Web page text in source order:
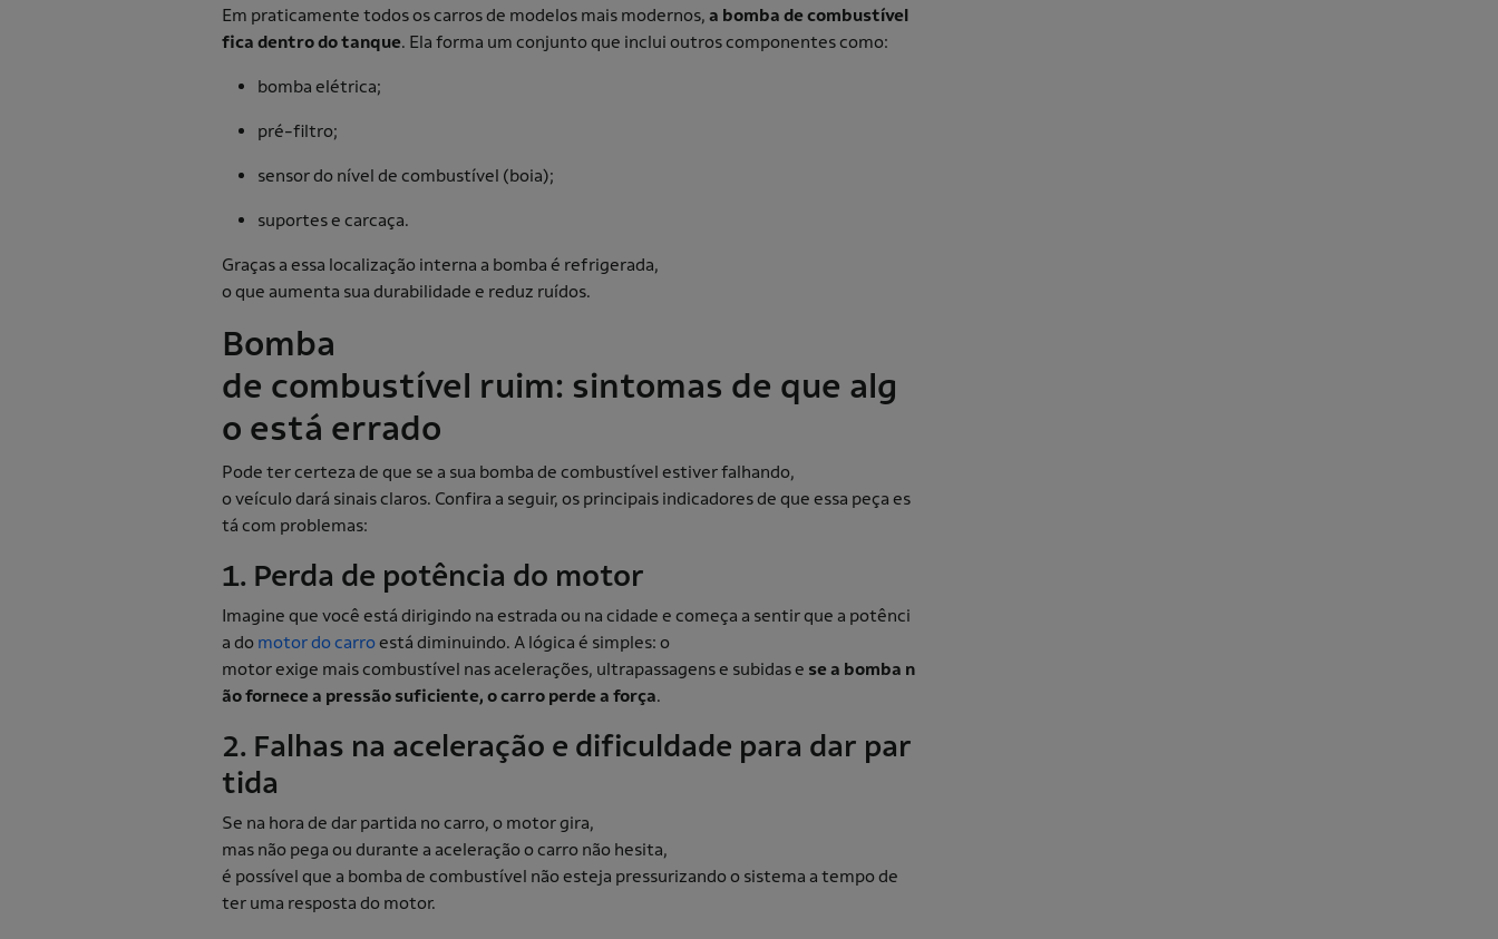
Em praticamente todos os carros de modelos mais modernos, a bomba de combustível
fica dentro do tanque. Ela forma um conjunto que inclui outros componentes como:
bomba elétrica;
pré-filtro;
sensor do nível de combustível (boia);
suportes e carcaça.
Graças a essa localização interna a bomba é refrigerada,
o que aumenta sua durabilidade e reduz ruídos.
Bomba
de combustível ruim: sintomas de que alg
o está errado
Pode ter certeza de que se a sua bomba de combustível estiver falhando,
o veículo dará sinais claros. Confira a seguir, os principais indicadores de que essa peça es
tá com problemas:
1. Perda de potência do motor
Imagine que você está dirigindo na estrada ou na cidade e começa a sentir que a potênci
a do motor do carroestá diminuindo. A lógica é simples: o
motor exige mais combustível nas acelerações, ultrapassagens e subidas e se a bomba n
ão fornece a pressão suficiente, o carro perde a força.
2. Falhas na aceleração e dificuldade para dar par
tida
Se na hora de dar partida no carro, o motor gira,
mas não pega ou durante a aceleração o carro não hesita,
é possível que a bomba de combustível não esteja pressurizando o sistema a tempo de
ter uma resposta do motor.